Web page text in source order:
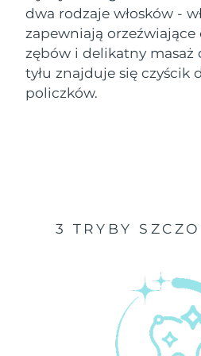
dwa rodzaje włosków -
zapewniają orzeźwiające
zębów i delikatny masaż
tyłu znajduje się czyścik
policzków.
3 TRYBY
Izrael
Włochy
Kazachstan